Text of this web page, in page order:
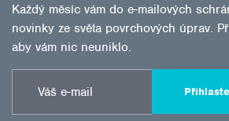
Každý měsíc vám do e-mailových
novinky ze světa povrchových úprav.
aby vám nic neuniklo.